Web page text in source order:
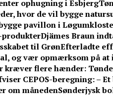
ophugning i Esbjerg
hvor de vil bygge
pavillon i
Djämes Braun
til GrønEfterladte
og vær opmærksom på
kræver flere hænder:
CEPOS-beregning: –
om månedenSønderjysk